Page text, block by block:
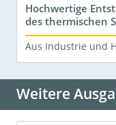
Hochwertige
des thermischen
Aus Industrie und
Weitere